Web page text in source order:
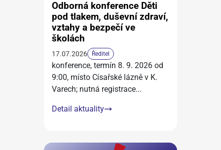
Odborná konference Děti
pod tlakem, duševní zdraví,
vztahy a bezpečí ve
školách
17.07.2026 Ředitel
konference, termín 8. 9. 2026 od
9:00, místo Císařské lázně v K.
Varech; nutná registrace...
Detail aktuality